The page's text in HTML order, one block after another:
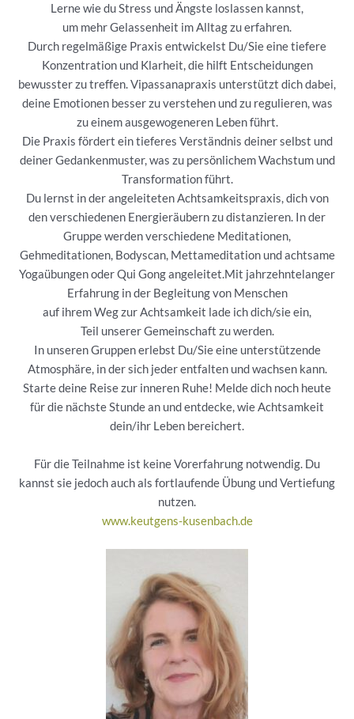
Lerne wie du Stress und Ängste loslassen kannst,
um mehr Gelassenheit im Alltag zu erfahren.
Durch regelmäßige Praxis entwickelst Du/Sie eine tiefere
Konzentration und Klarheit, die hilft Entscheidungen
bewusster zu treffen. Vipassanapraxis unterstützt dich dabei,
deine Emotionen besser zu verstehen und zu regulieren, was
zu einem ausgewogeneren Leben führt.
Die Praxis fördert ein tieferes Verständnis deiner selbst und
deiner Gedankenmuster, was zu persönlichem Wachstum und
Transformation führt.
Du lernst in der angeleiteten Achtsamkeitspraxis, dich von
den verschiedenen Energieräubern zu distanzieren. In der
Gruppe werden verschiedene Meditationen,
Gehmeditationen, Bodyscan, Mettameditation und achtsame
Yogaübungen oder Qui Gong angeleitet.Mit jahrzehntelanger
Erfahrung in der Begleitung von Menschen
auf ihrem Weg zur Achtsamkeit lade ich dich/sie ein,
Teil unserer Gemeinschaft zu werden.
In unseren Gruppen erlebst Du/Sie eine unterstützende
Atmosphäre, in der sich jeder entfalten und wachsen kann.
Starte deine Reise zur inneren Ruhe! Melde dich noch heute
für die nächste Stunde an und entdecke, wie Achtsamkeit
dein/ihr Leben bereichert.
Für die Teilnahme ist keine Vorerfahrung notwendig. Du
kannst sie jedoch auch als fortlaufende Übung und Vertiefung
nutzen.
www.keutgens-kusenbach.de